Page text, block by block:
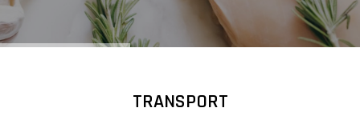
TRANSPORT